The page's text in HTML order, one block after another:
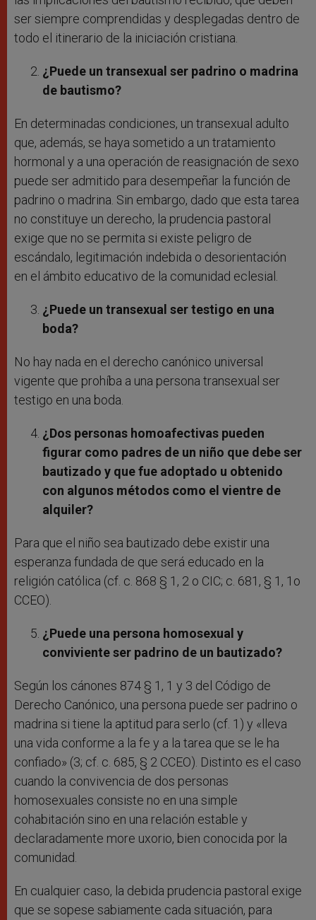
ser siempre comprendidas y desplegadas dentro de
todo el itinerario de la iniciación cristiana.
¿Puede un transexual ser padrino o madrina
de bautismo?
En determinadas condiciones, un transexual adulto
que, además, se haya sometido a un tratamiento
hormonal y a una operación de reasignación de sexo
puede ser admitido para desempeñar la función de
padrino o madrina. Sin embargo, dado que esta tarea
no constituye un derecho, la prudencia pastoral
exige que no se permita si existe peligro de
escándalo, legitimación indebida o desorientación
en el ámbito educativo de la comunidad eclesial.
¿Puede un transexual ser testigo en una
boda?
No hay nada en el derecho canónico universal
vigente que prohíba a una persona transexual ser
testigo en una boda.
¿Dos personas homoafectivas pueden
figurar como padres de un niño que debe ser
bautizado y que fue adoptado u obtenido
con algunos métodos como el vientre de
alquiler?
Para que el niño sea bautizado debe existir una
esperanza fundada de que será educado en la
religión católica (cf. c. 868 § 1, 2 o CIC; c. 681, § 1, 1o
CCEO).
¿Puede una persona homosexual y
conviviente ser padrino de un bautizado?
Según los cánones 874 § 1, 1 y 3 del Código de
Derecho Canónico, una persona puede ser padrino o
madrina si tiene la aptitud para serlo (cf. 1) y «lleva
una vida conforme a la fe y a la tarea que se le ha
confiado» (3; cf. c. 685, § 2 CCEO). Distinto es el caso
cuando la convivencia de dos personas
homosexuales consiste no en una simple
cohabitación sino en una relación estable y
declaradamente more uxorio, bien conocida por la
comunidad.
En cualquier caso, la debida prudencia pastoral exige
que se sopese sabiamente cada situación, para